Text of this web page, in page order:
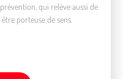
qui relève aussi de
porteuse de sens.